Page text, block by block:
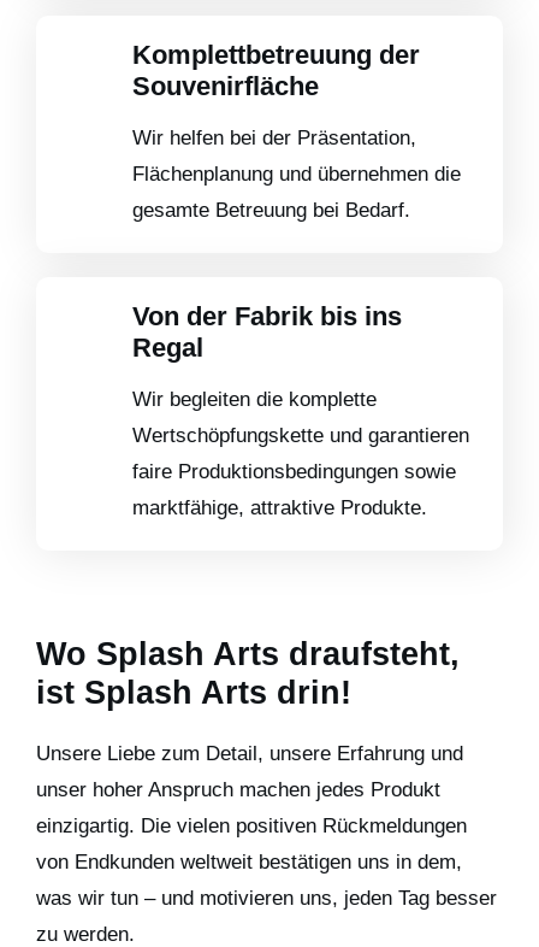
Komplettbetreuung der
Souvenirfläche
Wir helfen bei der Präsentation,
Flächenplanung und übernehmen die
gesamte Betreuung bei Bedarf.
Von der Fabrik bis ins
Regal
Wir begleiten die komplette
Wertschöpfungskette und garantieren
faire Produktionsbedingungen sowie
marktfähige, attraktive Produkte.
Wo Splash Arts draufsteht,
ist Splash Arts drin!
Unsere Liebe zum Detail, unsere Erfahrung und
unser hoher Anspruch machen jedes Produkt
einzigartig. Die vielen positiven Rückmeldungen
von Endkunden weltweit bestätigen uns in dem,
was wir tun – und motivieren uns, jeden Tag besser
zu werden.